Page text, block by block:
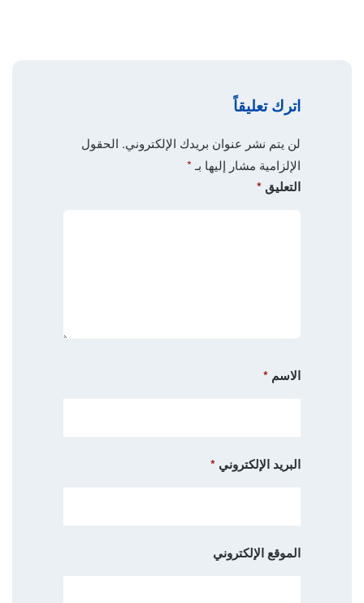
اترك تعليقاً
لن يتم نشر عنوان بريدك الإلكتروني. الحقول
الإلزامية مشار إليها بـ *
التعليق*
الاسم *
البريد الإلكتروني *
الموقع الإلكتروني